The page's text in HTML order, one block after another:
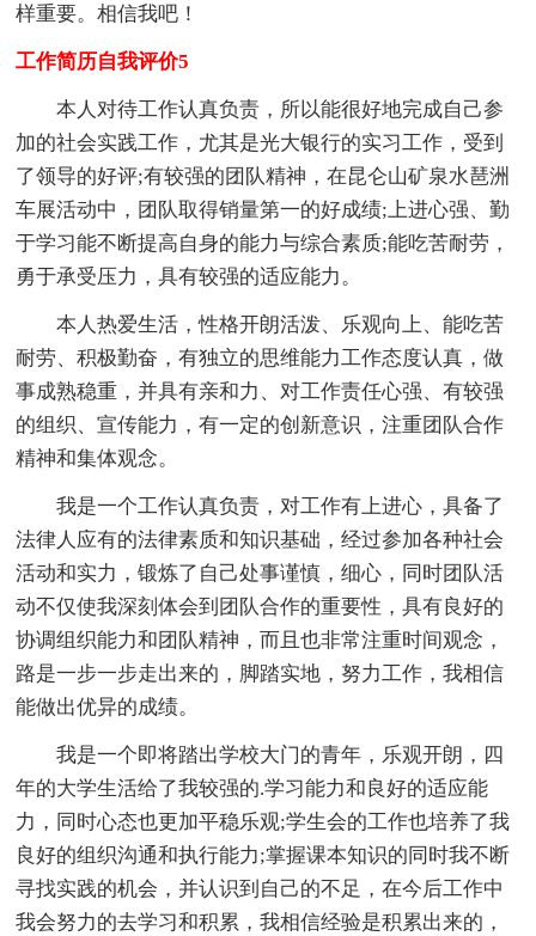
样重要。相信我吧！
工作简历自我评价5
本人对待工作认真负责，所以能很好地完成自己参
加的社会实践工作，尤其是光大银行的实习工作，受到
了领导的好评;有较强的团队精神，在昆仑山矿泉水琶洲
车展活动中，团队取得销量第一的好成绩;上进心强、勤
于学习能不断提高自身的能力与综合素质;能吃苦耐劳，
勇于承受压力，具有较强的适应能力。
本人热爱生活，性格开朗活泼、乐观向上、能吃苦
耐劳、积极勤奋，有独立的思维能力工作态度认真，做
事成熟稳重，并具有亲和力、对工作责任心强、有较强
的组织、宣传能力，有一定的创新意识，注重团队合作
精神和集体观念。
我是一个工作认真负责，对工作有上进心，具备了
法律人应有的法律素质和知识基础，经过参加各种社会
活动和实力，锻炼了自己处事谨慎，细心，同时团队活
动不仅使我深刻体会到团队合作的重要性，具有良好的
协调组织能力和团队精神，而且也非常注重时间观念，
路是一步一步走出来的，脚踏实地，努力工作，我相信
能做出优异的成绩。
我是一个即将踏出学校大门的青年，乐观开朗，四
年的大学生活给了我较强的.学习能力和良好的适应能
力，同时心态也更加平稳乐观;学生会的工作也培养了我
良好的组织沟通和执行能力;掌握课本知识的同时我不断
寻找实践的机会，并认识到自己的不足，在今后工作中
我会努力的去学习和积累，我相信经验是积累出来的，